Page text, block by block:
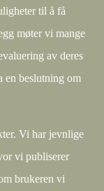
til å få
møter vi mange
av deres
en beslutning om
Vi har jevnlige
vi publiserer
brukeren vi